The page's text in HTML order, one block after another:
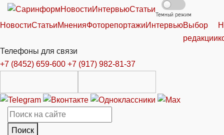
НовостиИнтервьюСтатьи
Темный режим
НовостиСтатьиМненияФоторепортажиИнтервьюВыбор
редакции
Телефоны для связи
+7 (8452) 659-600 +7 (917) 982-81-37
Поиск